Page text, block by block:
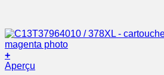
+
Aperçu